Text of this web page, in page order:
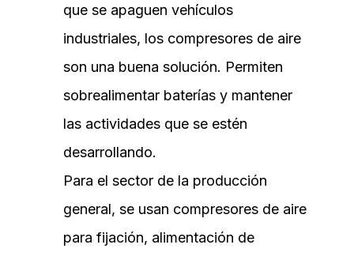
que se apaguen vehículos
industriales, los compresores de aire
son una buena solución. Permiten
sobrealimentar baterías y mantener
las actividades que se estén
desarrollando.
Para el sector de la producción
general, se usan compresores de aire
para fijación, alimentación de